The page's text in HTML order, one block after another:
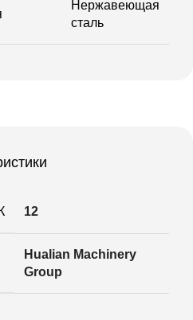
Нержавеющая
сталь
12
Hualian Machinery
Group